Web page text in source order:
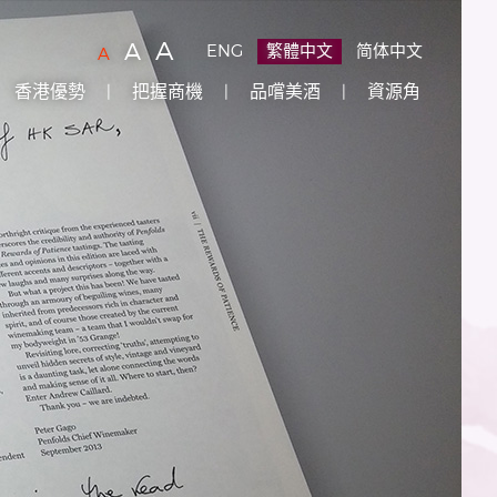
字
大
小：
(A)
字
型
(
A) 字
型
大
小：
大
(
A) ENG 繁體中文 简体中文
香港優勢 把握商機 品嚐美酒 資源角